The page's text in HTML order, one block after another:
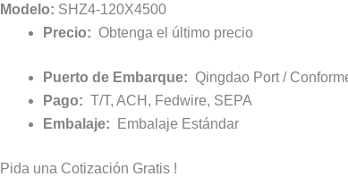
Modelo: SHZ4-120X4500
Precio: Obtenga el último precio
Puerto de Embarque: Qingdao Port /
Pago: T/T, ACH, Fedwire, SEPA
Embalaje: Embalaje Estándar
Pida una Cotización Gratis !